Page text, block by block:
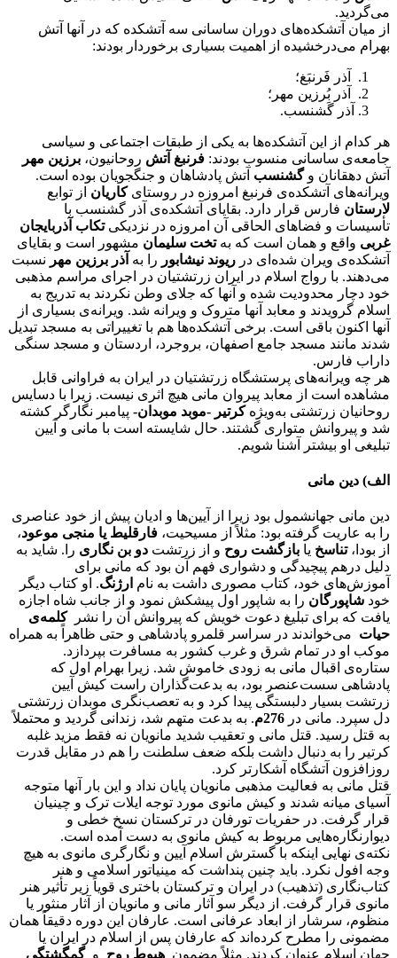
می‌گردید.
از میان آتشکده‌های دوران ساسانی سه آتشکده که در آنها آتش
بهرام می‌درخشیده از اهمیت بسیاری برخوردار بودند:
آذر فَرنبَغ؛
آذر بُرزین مهر؛
آذر گَشنسب.
هر کدام از این آتشکده‌ها به یکی از طبقات اجتماعی و سیاسی
جامعه‌ی ساسانی منسوب بودند: فرنبغ آتش روحانیون، برزین مهر
آتش دهقانان وگشنسب آتش پادشاهان و جنگجویان بوده است.
ویرانه‌های آتشکده‌ی فرنبغ امروزه در روستای کاریان از توابع
لارستان فارس قرار دارد. بقایای آتشکده‌ی آذر گشنسب با
تأسیسات و فضاهای الحاقی آن امروزه در نزدیکیتکاب آذربایجان
غربی واقع و همان است که به تخت سلیمان مشهور است و بقایای
آتشکده‌ی ویران شده‌ای در ریوند نیشابور را به آذر برزین مهر نسبت
می‌دهند. با رواج اسلام در ایران زرتشتیان در اجرای مراسم مذهبی
خود دچار محدودیت شده و آنها که جلای وطن نکردند به تدریج به
اسلام گرویدند و معابد آنها متروک و ویرانه شد. ویرانه‌ی بسیاری از
آنها اکنون باقی است. برخی آتشکده‌ها هم با تغییراتی به مسجد تبدیل
شدند مانند مسجد جامع اصفهان، بروجرد، اردستان و مسجد سنگی
داراب فارس.
هر چه ویرانه‌های پرستشگاه زرتشتیان در ایران به فراوانی قابل
مشاهده است از معابد پیروان مانی هیچ اثری نیست. زیرا با دسایس
روحانیان زرتشتی به‌ویژهکرتیر -موبد موبدان- پیامبر نگارگر کشته
شد و پیروانش متواری گشتند. حال شایسته است با مانی و آیین
تبلیغی او بیشتر آشنا شویم.
الف) دین مانی
دین مانی جهانشمول بود زیرا از آیین‌ها و ادیان پیش از خود عناصری
را به عاریت گرفته بود: مثلاً از مسیحیت، فارقلیط یا منجی موعود،
از بودا،تناسخ یا بازگشت روح و از زرتشت دو بن نگاری را. شاید به
دلیل درهم پیچیدگی و دشواری فهم آن بود که مانی برای
آموزش‌های خود، کتاب مصوری داشت به نام ارژنگ. او کتاب دیگر
خود شاپورگان را به شاپور اول پیشکش نمود و از جانب شاه اجازه
یافت که برای تبلیغ دعوت خویش که پیروانش آن را نشرکلمه‌ی
حیات می‌خواندند در سراسر قلمرو پادشاهی و حتی ظاهراً به همراه
موکب او در تمام شرق و غرب کشور به مسافرت بپردازد.
ستاره‌ی اقبال مانی به زودی خاموش شد. زیرا بهرام اول که
پادشاهی سست‌عنصر بود، به بدعت‌گذاران راست کیش آیین
زرتشت بسیار دلبستگی پیدا کرد و به تعصب‌نگری موبدان زرتشتی
دل سپرد. مانی در 276م
. به بدعت متهم شد، زندانی گردید و محتملاً
به قتل رسید. قتل مانی و تعقیب شدید مانویان نه فقط مزید غلبه
کرتیر را به دنبال داشت بلکه ضعف سلطنت را هم در مقابل قدرت
روزافزون آتشگاه آشکارتر کرد.
قتل مانی به فعالیت مذهبی مانویان پایان نداد و این بار آنها متوجه
آسیای میانه شدند و کیش مانوی مورد توجه ایلات ترک و چینیان
قرار گرفت. در حفریات تورفان در ترکستان نسخ خطی و
دیوارنگاره‌هایی مربوط به کیش مانوی به دست آمده است.
نکته‌ی نهایی اینکه با گسترش اسلام آیین و نگارگری مانوی به هیچ
وجه افول نکرد. باید چنین پنداشت که مینیاتور اسلامی و هنر
کتاب‌نگاری (تذهیب) در ایران و ترکستان باختری قویاً زیر تأثیر هنر
مانوی قرار گرفت. از دیگر سو آثار مانی و مانویان از آثار منثور یا
منظوم، سرشار از ابعاد عرفانی است. عارفان این دوره دقیقاً همان
مضمونی را مطرح کرده‌اند که عارفان پس از اسلام در ایران یا
جهان اسلام عنوان کردند. مثلاً مضمون هبوط روح وگمگشتگی